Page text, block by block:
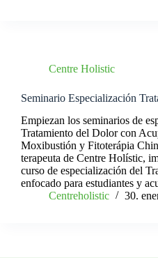
Centre Holistic
Seminario Especialización
Empiezan los seminarios de
Tratamiento del Dolor con
Moxibustión y Fitoterápia
terapeuta de Centre Holístic,
curso de especialización del
enfocado para estudiantes y
Centreholistic
30.